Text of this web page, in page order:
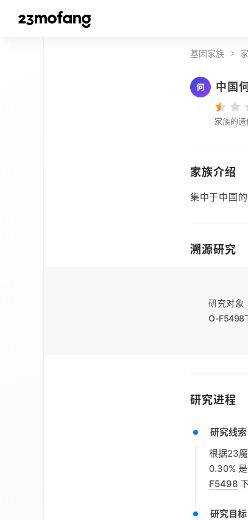
基因家族
何 中国
家族的
家族介绍
集中于中国
溯源研究
研究对象
O-F5498
研究进程
研究线索
根据23
0.30%
F5498
研究目标